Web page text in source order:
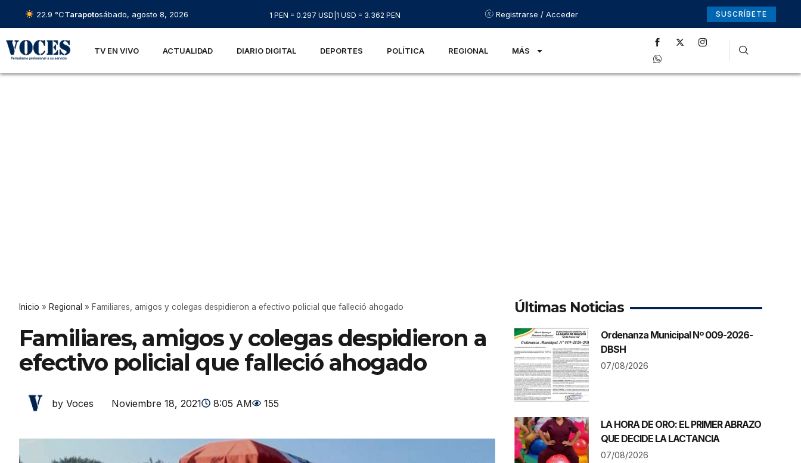
22.9 °CTarapotosábado, agosto 8, 2026 1 PEN = 0.297 USD 1 USD = 3.362 PEN Registrarse / Acceder SUSCRÍBETE
TV EN VIVO ACTUALIDAD DIARIO DIGITAL DEPORTES POLÍTICA REGIONAL MÁS
Inicio » Regional » Familiares, amigos y colegas despidieron a efectivo policial que falleció ahogado
Familiares, amigos y colegas despidieron a
efectivo policial que falleció ahogado
by Voces Noviembre 18, 2021 8:05 AM 155
Últimas Noticias
Ordenanza Municipal Nº 009-2026-
DBSH
07/08/2026
LA HORA DE ORO: EL PRIMER ABRAZO
QUE DECIDE LA LACTANCIA
07/08/2026